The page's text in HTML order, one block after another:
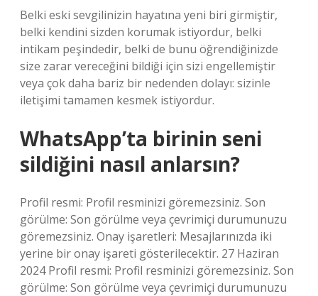
Belki eski sevgilinizin hayatına yeni biri girmiştir,
belki kendini sizden korumak istiyordur, belki
intikam peşindedir, belki de bunu öğrendiğinizde
size zarar vereceğini bildiği için sizi engellemiştir
veya çok daha bariz bir nedenden dolayı: sizinle
iletişimi tamamen kesmek istiyordur.
WhatsApp’ta birinin seni
sildiğini nasıl anlarsın?
Profil resmi: Profil resminizi göremezsiniz. Son
görülme: Son görülme veya çevrimiçi durumunuzu
göremezsiniz. Onay işaretleri: Mesajlarınızda iki
yerine bir onay işareti gösterilecektir. 27 Haziran
2024 Profil resmi: Profil resminizi göremezsiniz. Son
görülme: Son görülme veya çevrimiçi durumunuzu